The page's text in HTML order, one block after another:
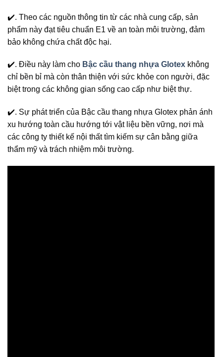
✔️. Theo các nguồn thông tin từ các nhà cung cấp, sản
phẩm này đạt tiêu chuẩn E1 về an toàn môi trường, đảm
bảo không chứa chất độc hại.
✔️. Điều này làm cho Bậc cầu thang nhựa Glotex không
chỉ bền bỉ mà còn thân thiện với sức khỏe con người, đặc
biệt trong các không gian sống cao cấp như biệt thự.
✔️. Sự phát triển của Bậc cầu thang nhựa Glotex phản ánh
xu hướng toàn cầu hướng tới vật liệu bền vững, nơi mà
các công ty thiết kế nội thất tìm kiếm sự cân bằng giữa
thẩm mỹ và trách nhiệm môi trường.